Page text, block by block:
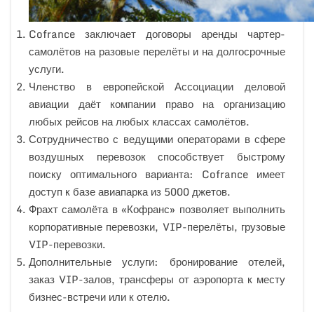
Cofrance заключает договоры аренды чартер-
самолётов на разовые перелёты и на долгосрочные
услуги.
Членство в европейской Ассоциации деловой
авиации даёт компании право на организацию
любых рейсов на любых классах самолётов.
Сотрудничество с ведущими операторами в сфере
воздушных перевозок способствует быстрому
поиску оптимального варианта: Cofrance имеет
доступ к базе авиапарка из 5000 джетов.
Фрахт самолёта в «Кофранс» позволяет выполнить
корпоративные перевозки, VIP-перелёты, грузовые
VIP-перевозки.
Дополнительные услуги: бронирование отелей,
заказ VIP-залов, трансферы от аэропорта к месту
бизнес-встречи или к отелю.